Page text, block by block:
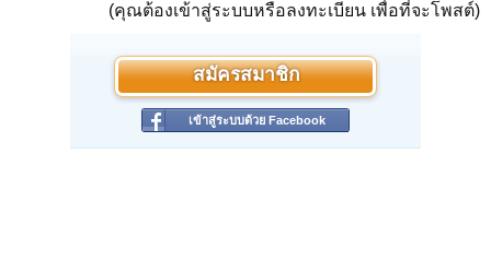
(คุณต้องเข้าสู่ระบบหรือลงทะเบียน เพื่อที่จะโพสต์)
สมัครสมาชิก
เข้าสู่ระบบด้วย Facebook